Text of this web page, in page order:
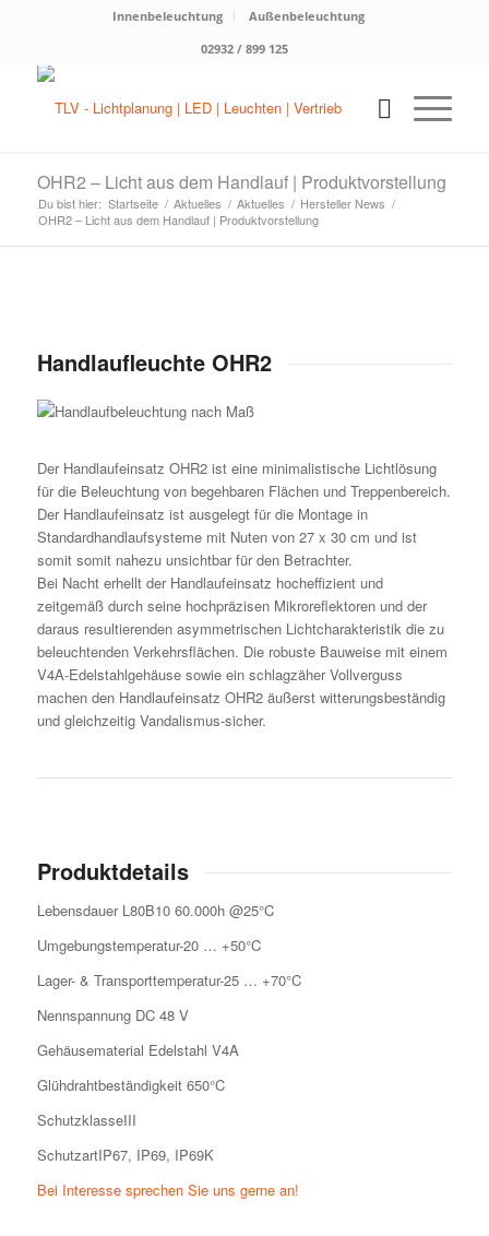
Innenbeleuchtung
Außenbeleuchtung
02932 / 899 125
OHR2 – Licht aus dem Handlauf | Produktvorstellung
Du bist hier: Startseite / Aktuelles / Aktuelles / Hersteller News /
OHR2 – Licht aus dem Handlauf | Produktvorstellung
Handlaufleuchte OHR2
Der Handlaufeinsatz OHR2 ist eine minimalistische Lichtlösung
für die Beleuchtung von begehbaren Flächen und Treppenbereich.
Der Handlaufeinsatz ist ausgelegt für die Montage in
Standardhandlaufsysteme mit Nuten von 27 x 30 cm und ist
somit somit nahezu unsichtbar für den Betrachter.
Bei Nacht erhellt der Handlaufeinsatz hocheffizient und
zeitgemäß durch seine hochpräzisen Mikroreflektoren und der
daraus resultierenden asymmetrischen Lichtcharakteristik die zu
beleuchtenden Verkehrsflächen. Die robuste Bauweise mit einem
V4A-Edelstahlgehäuse sowie ein schlagzäher Vollverguss
machen den Handlaufeinsatz OHR2 äußerst witterungsbeständig
und gleichzeitig Vandalismus-sicher.
Produktdetails
Lebensdauer L80B10 60.000h @25°C
Umgebungstemperatur-20 … +50°C
Lager- & Transporttemperatur-25 … +70°C
Nennspannung DC 48 V
Gehäusematerial Edelstahl V4A
Glühdrahtbeständigkeit 650°C
SchutzklasseIII
SchutzartIP67, IP69, IP69K
Bei Interesse sprechen Sie uns gerne an!